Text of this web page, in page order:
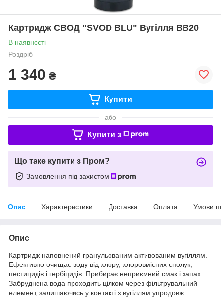
Картридж СВОД "SVOD BLU" Вугілля ВВ20
В наявності
Роздріб
1 340 ₴
Купити
або
Купити з
Що таке купити з Пром?
Замовлення під захистом
Опис Характеристики Доставка Оплата Умови
Опис
Картридж наповнений гранульованим активованим вугіллям.
Ефективно очищає воду від хлору, хлоровмісних сполук,
пестицидів і гербіцидів. Прибирає неприємний смак і запах.
Забруднена вода проходить цілком через фільтрувальний
елемент, залишаючись у контакті з вугіллям упродовж